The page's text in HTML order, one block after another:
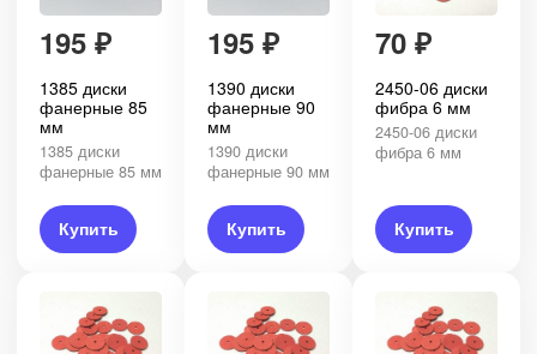
195 ₽
1385 диски
фанерные 85
мм
1385 диски
фанерные 85 мм
Купить
195 ₽
1390 диски
фанерные 90
мм
1390 диски
фанерные 90 мм
Купить
70 ₽
2450-06 диски
фибра 6 мм
2450-06 диски
фибра 6 мм
Купить